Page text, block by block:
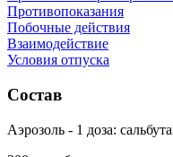
Противопоказания
Побочные действия
Взаимодействие
Условия отпуска
Состав
Аэрозоль - 1 доза: